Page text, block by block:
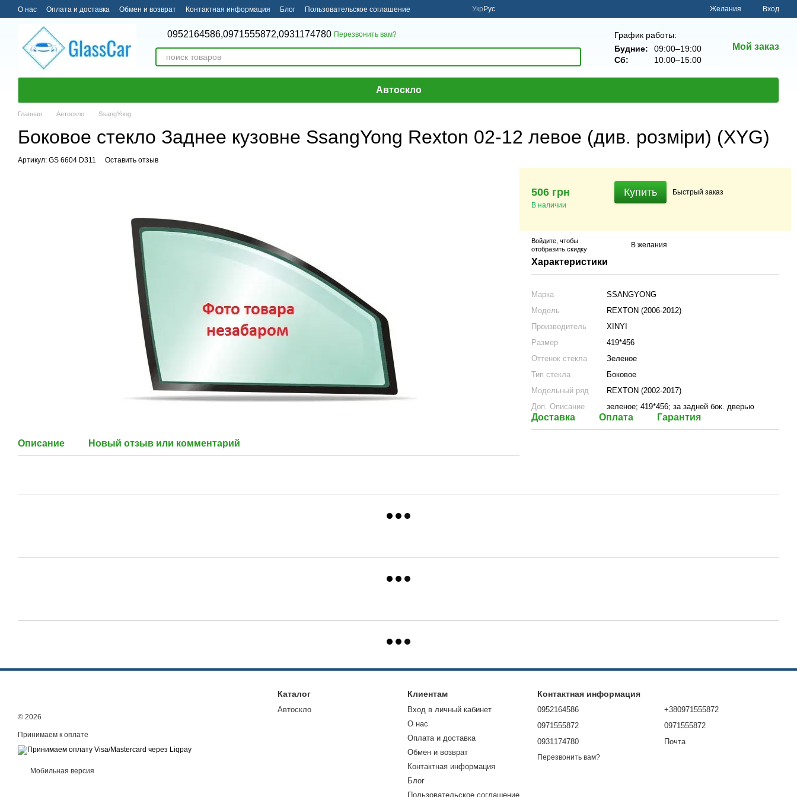
Перейти к основному контенту
О нас Оплата и доставка Обмен и возврат Контактная информация Блог Пользовательское соглашение Укр Рус Желания Вход
0952164586,0971555872,0931174780 Перезвонить вам?
График работы:
Будние:
09:00–19:00
Сб:
10:00–15:00
Мой заказ
Автоскло
Главная Автоскло SsangYong
Боковое стекло Заднее кузовне SsangYong Rexton 02-12 левое (див. розміри) (XYG)
Артикул: GS 6604 D311 Оставить отзыв
Описание Новый отзыв или комментарий
506 грн
В наличии
Купить Быстрый заказ
Войдите , чтобы
отобразить скидку
В желания
Характеристики
Марка
SSANGYONG
Модель
REXTON (2006-2012)
Производитель
XINYI
Размер
419*456
Оттенок стекла
Зеленое
Тип стекла
Боковое
Модельный ряд
REXTON (2002-2017)
Доп. Описание
зеленое; 419*456; за задней бок. дверью
Доставка Оплата Гарантия
© 2026
Принимаем к оплате
Мобильная версия
Каталог
Автоскло
Клиентам
Вход в личный кабинет
О нас
Оплата и доставка
Обмен и возврат
Контактная информация
Блог
Пользовательское соглашение
Контактная информация
0952164586
0971555872
0931174780
Перезвонить вам?
+380971555872
0971555872
Почта